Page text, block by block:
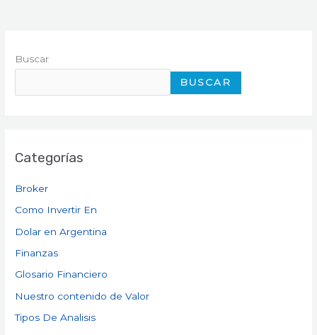
Buscar
BUSCAR
Categorías
Broker
Como Invertir En
Dolar en Argentina
Finanzas
Glosario Financiero
Nuestro contenido de Valor
Tipos De Analisis